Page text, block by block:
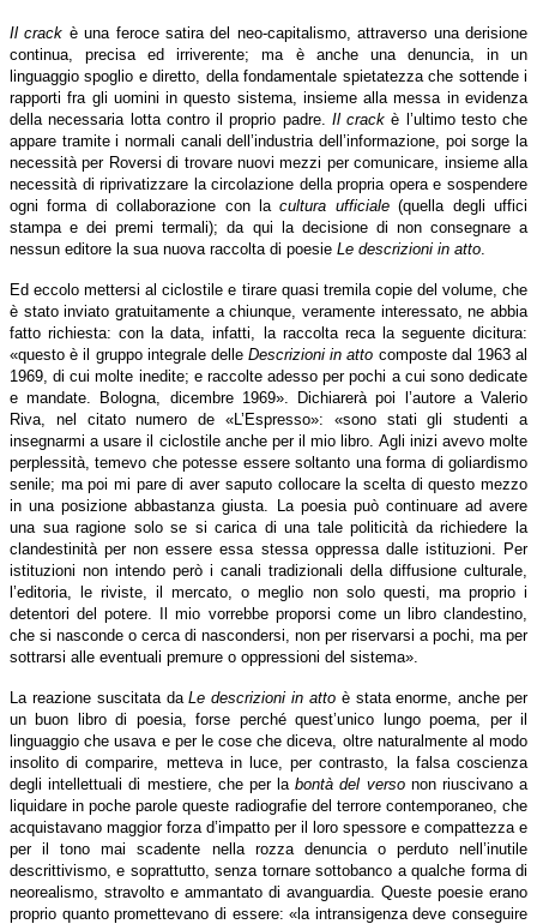
Il crack è una feroce satira del neo-capitalismo, attraverso una derisione
continua, precisa ed irriverente; ma è anche una denuncia, in un
linguaggio spoglio e diretto, della fondamentale spietatezza che sottende i
rapporti fra gli uomini in questo sistema, insieme alla messa in evidenza
della necessaria lotta contro il proprio padre. Il crack è l’ultimo testo che
appare tramite i normali canali dell’industria dell’informazione, poi sorge la
necessità per Roversi di trovare nuovi mezzi per comunicare, insieme alla
necessità di riprivatizzare la circolazione della propria opera e sospendere
ogni forma di collaborazione con lacultura ufficiale(quella degli uffici
stampa e dei premi termali); da qui la decisione di non consegnare a
nessun editore la sua nuova raccolta di poesie Le descrizioni in atto
Ed eccolo mettersi al ciclostile e tirare quasi tremila copie del volume, che
è stato inviato gratuitamente a chiunque, veramente interessato, ne abbia
fatto richiesta: con la data, infatti, la raccolta reca la seguente dicitura:
«questo è il gruppo integrale delle Descrizioni in atto composte dal 1963 al
1969, di cui molte inedite; e raccolte adesso per pochi a cui sono dedicate
e mandate. Bologna, dicembre 1969». Dichiarerà poi l’autore a Valerio
Riva, nel citato numero de «L’Espresso»: «sono stati gli studenti a
insegnarmi a usare il ciclostile anche per il mio libro. Agli inizi avevo molte
perplessità, temevo che potesse essere soltanto una forma di goliardismo
senile; ma poi mi pare di aver saputo collocare la scelta di questo mezzo
in una posizione abbastanza giusta. La poesia può continuare ad avere
una sua ragione solo se si carica di una tale politicità da richiedere la
clandestinità per non essere essa stessa oppressa dalle istituzioni. Per
istituzioni non intendo però i canali tradizionali della diffusione culturale,
l’editoria, le riviste, il mercato, o meglio non solo questi, ma proprio i
detentori del potere. Il mio vorrebbe proporsi come un libro clandestino,
che si nasconde o cerca di nascondersi, non per riservarsi a pochi, ma per
sottrarsi alle eventuali premure o oppressioni del sistema».
La reazione suscitata daLe descrizioni in attoè stata enorme, anche per
un buon libro di poesia, forse perché quest’unico lungo poema, per il
linguaggio che usava e per le cose che diceva, oltre naturalmente al modo
insolito di comparire, metteva in luce, per contrasto, la falsa coscienza
degli intellettuali di mestiere, che per labontà del versonon riuscivano a
liquidare in poche parole queste radiografie del terrore contemporaneo, che
acquistavano maggior forza d’impatto per il loro spessore e compattezza e
per il tono mai scadente nella rozza denuncia o perduto nell’inutile
descrittivismo, e soprattutto, senza tornare sottobanco a qualche forma di
neorealismo, stravolto e ammantato di avanguardia. Queste poesie erano
proprio quanto promettevano di essere: «la intransigenza deve conseguire